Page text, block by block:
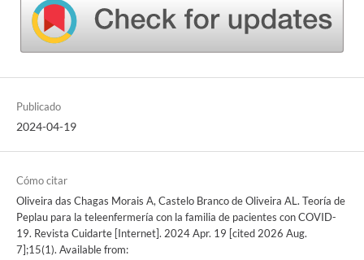
Publicado
2024-04-19
Cómo citar
Oliveira das Chagas Morais A, Castelo Branco de Oliveira AL. Teoría de
Peplau para la teleenfermería con la familia de pacientes con COVID-
19. Revista Cuidarte [Internet]. 2024 Apr. 19 [cited 2026 Aug.
7];15(1). Available from: